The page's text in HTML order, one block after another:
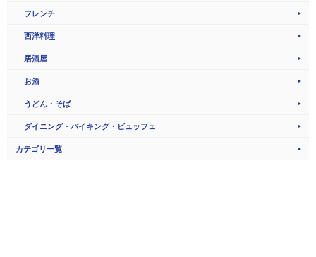
フレンチ
西洋料理
居酒屋
お酒
うどん・そば
ダイニング・バイキング・ビュッフェ
カテゴリ一覧